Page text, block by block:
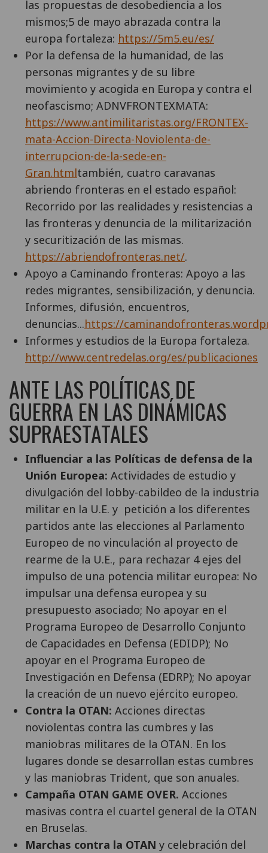
las propuestas de desobediencia a los
mismos;5 de mayo abrazada contra la
europa fortaleza: https://5m5.eu/es/
Por la defensa de la humanidad, de las
personas migrantes y de su libre
movimiento y acogida en Europa y contra el
neofascismo; ADNVFRONTEXMATA:
https://www.antimilitaristas.org/FRONTEX-
mata-Accion-Directa-Noviolenta-de-
interrupcion-de-la-sede-en-
Gran.htmltambién, cuatro caravanas
abriendo fronteras en el estado español:
Recorrido por las realidades y resistencias a
las fronteras y denuncia de la militarización
y securitización de las mismas.
https://abriendofronteras.net/.
Apoyo a Caminando fronteras: Apoyo a las
redes migrantes, sensibilización, y denuncia.
Informes, difusión, encuentros,
denuncias...https://
Informes y estudios de la Europa fortaleza.
http://www.centredelas.org/es/publicaciones
ANTE LAS POLÍTICAS DE
GUERRA EN LAS DINÁMICAS
SUPRAESTATALES
Influenciar a las Políticas de defensa de la
Unión Europea: Actividades de estudio y
divulgación del lobby-cabildeo de la industria
militar en la U.E. y petición a los diferentes
partidos ante las elecciones al Parlamento
Europeo de no vinculación al proyecto de
rearme de la U.E., para rechazar 4 ejes del
impulso de una potencia militar europea: No
impulsar una defensa europea y su
presupuesto asociado; No apoyar en el
Programa Europeo de Desarrollo Conjunto
de Capacidades en Defensa (EDIDP); No
apoyar en el Programa Europeo de
Investigación en Defensa (EDRP); No apoyar
la creación de un nuevo ejército europeo.
Contra la OTAN: Acciones directas
noviolentas contra las cumbres y las
maniobras militares de la OTAN. En los
lugares donde se desarrollan estas cumbres
y las maniobras Trident, que son anuales.
Campaña OTAN GAME OVER. Acciones
masivas contra el cuartel general de la OTAN
en Bruselas.
Marchas contra la OTAN y celebración del